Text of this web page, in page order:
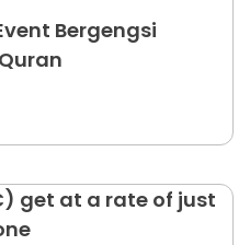
Bergengsi
get at a rate of just